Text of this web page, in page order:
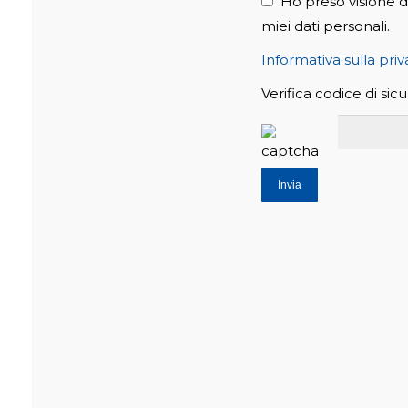
miei dati personali.
Informativa sulla
Verifica codice di